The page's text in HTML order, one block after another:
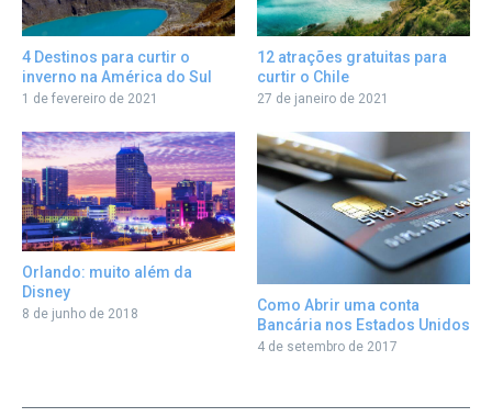
4 Destinos para curtir o
inverno na América do Sul
1 de fevereiro de 2021
12 atrações gratuitas para
curtir o Chile
27 de janeiro de 2021
Orlando: muito além da
Disney
8 de junho de 2018
Como Abrir uma conta
Bancária nos Estados Unidos
4 de setembro de 2017